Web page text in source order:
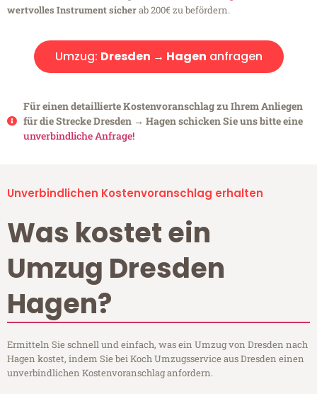
wertvolles Instrument sicherab 200€ zu befördern.
Umzug: Dresden → Hagen anfragen
Für einen detaillierte Kostenvoranschlag zu Ihrem Anliegen
für die Strecke Dresden → Hagen schicken Sie uns bitte eine
unverbindliche Anfrage!
Unverbindlichen Kostenvoranschlag erhalten
Was kostet ein
Umzug Dresden
Hagen?
Ermitteln Sie schnell und einfach, was ein Umzug von Dresden nach
Hagen kostet, indem Sie bei Koch Umzugsservice aus Dresden einen
unverbindlichen Kostenvoranschlag anfordern.